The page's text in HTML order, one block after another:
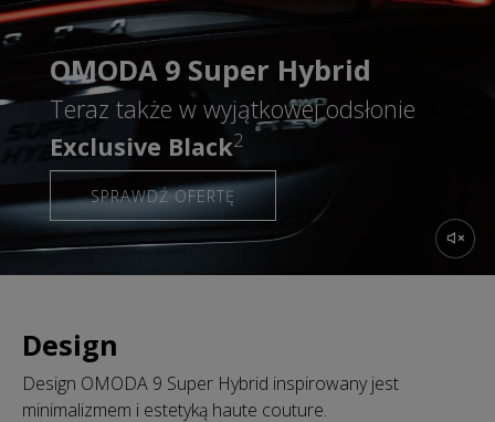
OMODA 9 Super Hybrid
Teraz także w wyjątkowej odsłonie
Exclusive Black2
SPRAWDŹ OFERTĘ
Design
Design OMODA 9 Super Hybrid inspirowany jest
minimalizmem i estetyką haute couture.